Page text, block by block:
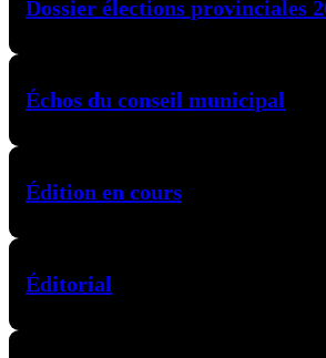
Dossier élections provinciales
Échos du conseil municipal
Édition en cours
Éditorial